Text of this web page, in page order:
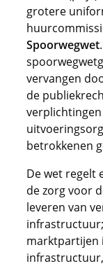
grotere
Spoorwegwet
vervangen
de
betrokkenen
De wet regelt
de zorg voor
leveren van
marktpartijen